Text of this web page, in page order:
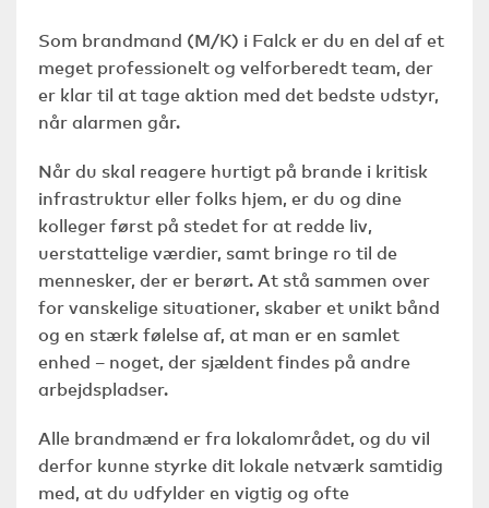
Som brandmand (M/K) i Falck er du en del af et
meget professionelt og velforberedt team, der
er klar til at tage aktion med det bedste udstyr,
når alarmen går.
Når du skal reagere hurtigt på brande i kritisk
infrastruktur eller folks hjem, er du og dine
kolleger først på stedet for at redde liv,
uerstattelige værdier, samt bringe ro til de
mennesker, der er berørt. At stå sammen over
for vanskelige situationer, skaber et unikt bånd
og en stærk følelse af, at man er en samlet
enhed – noget, der sjældent findes på andre
arbejdspladser.
Alle brandmænd er fra lokalområdet, og du vil
derfor kunne styrke dit lokale netværk samtidig
med, at du udfylder en vigtig og ofte